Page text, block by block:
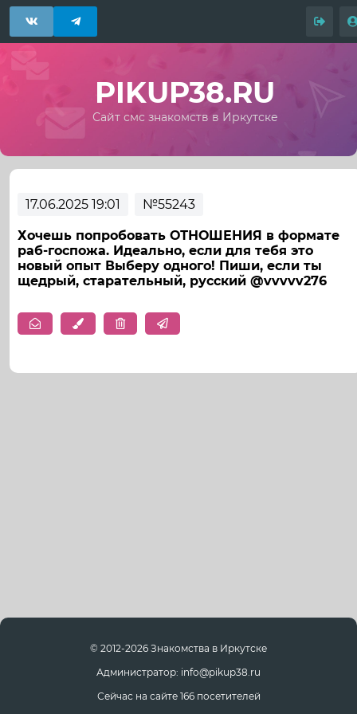
PIKUP38.RU
Сайт смс знакомств в Иркутске
17.06.2025 19:01 №55243
Хочешь попробовать ОТНОШЕНИЯ в формате
раб-госпожа. Идеально, если для тебя это
новый опыт Выберу одного! Пиши, если ты
щедрый, старательный, русский @vvvvv276
© 2012-2026 Знакомства в Иркутске
Администратор: info@pikup38.ru
Сейчас на сайте 166 посетителей